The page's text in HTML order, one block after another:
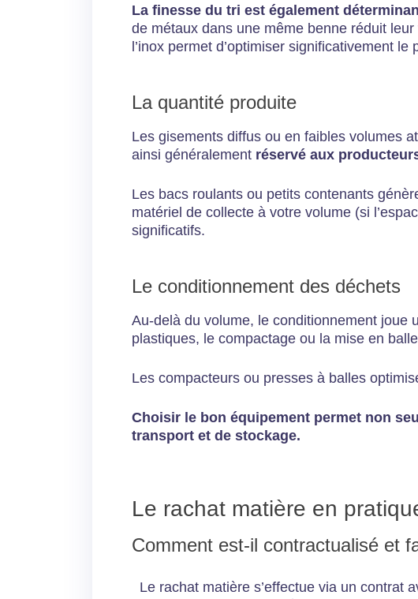
La finesse du tri est également
de métaux dans une même benne réduit
l’inox permet d’optimiser significativement le
La quantité produite
Les gisements diffus ou en faibles volumes
ainsi généralement réservé aux
Les bacs roulants ou petits contenants
matériel de collecte à votre volume (si
significatifs.
Le conditionnement des déchets
Au-delà du volume, le conditionnement joue
plastiques, le compactage ou la mise en
Les compacteurs ou presses à balles
Choisir le bon équipement permet non
transport et de stockage.
Le rachat matière en
Comment est-il contractualisé et
Le rachat matière s’effectue via un contrat